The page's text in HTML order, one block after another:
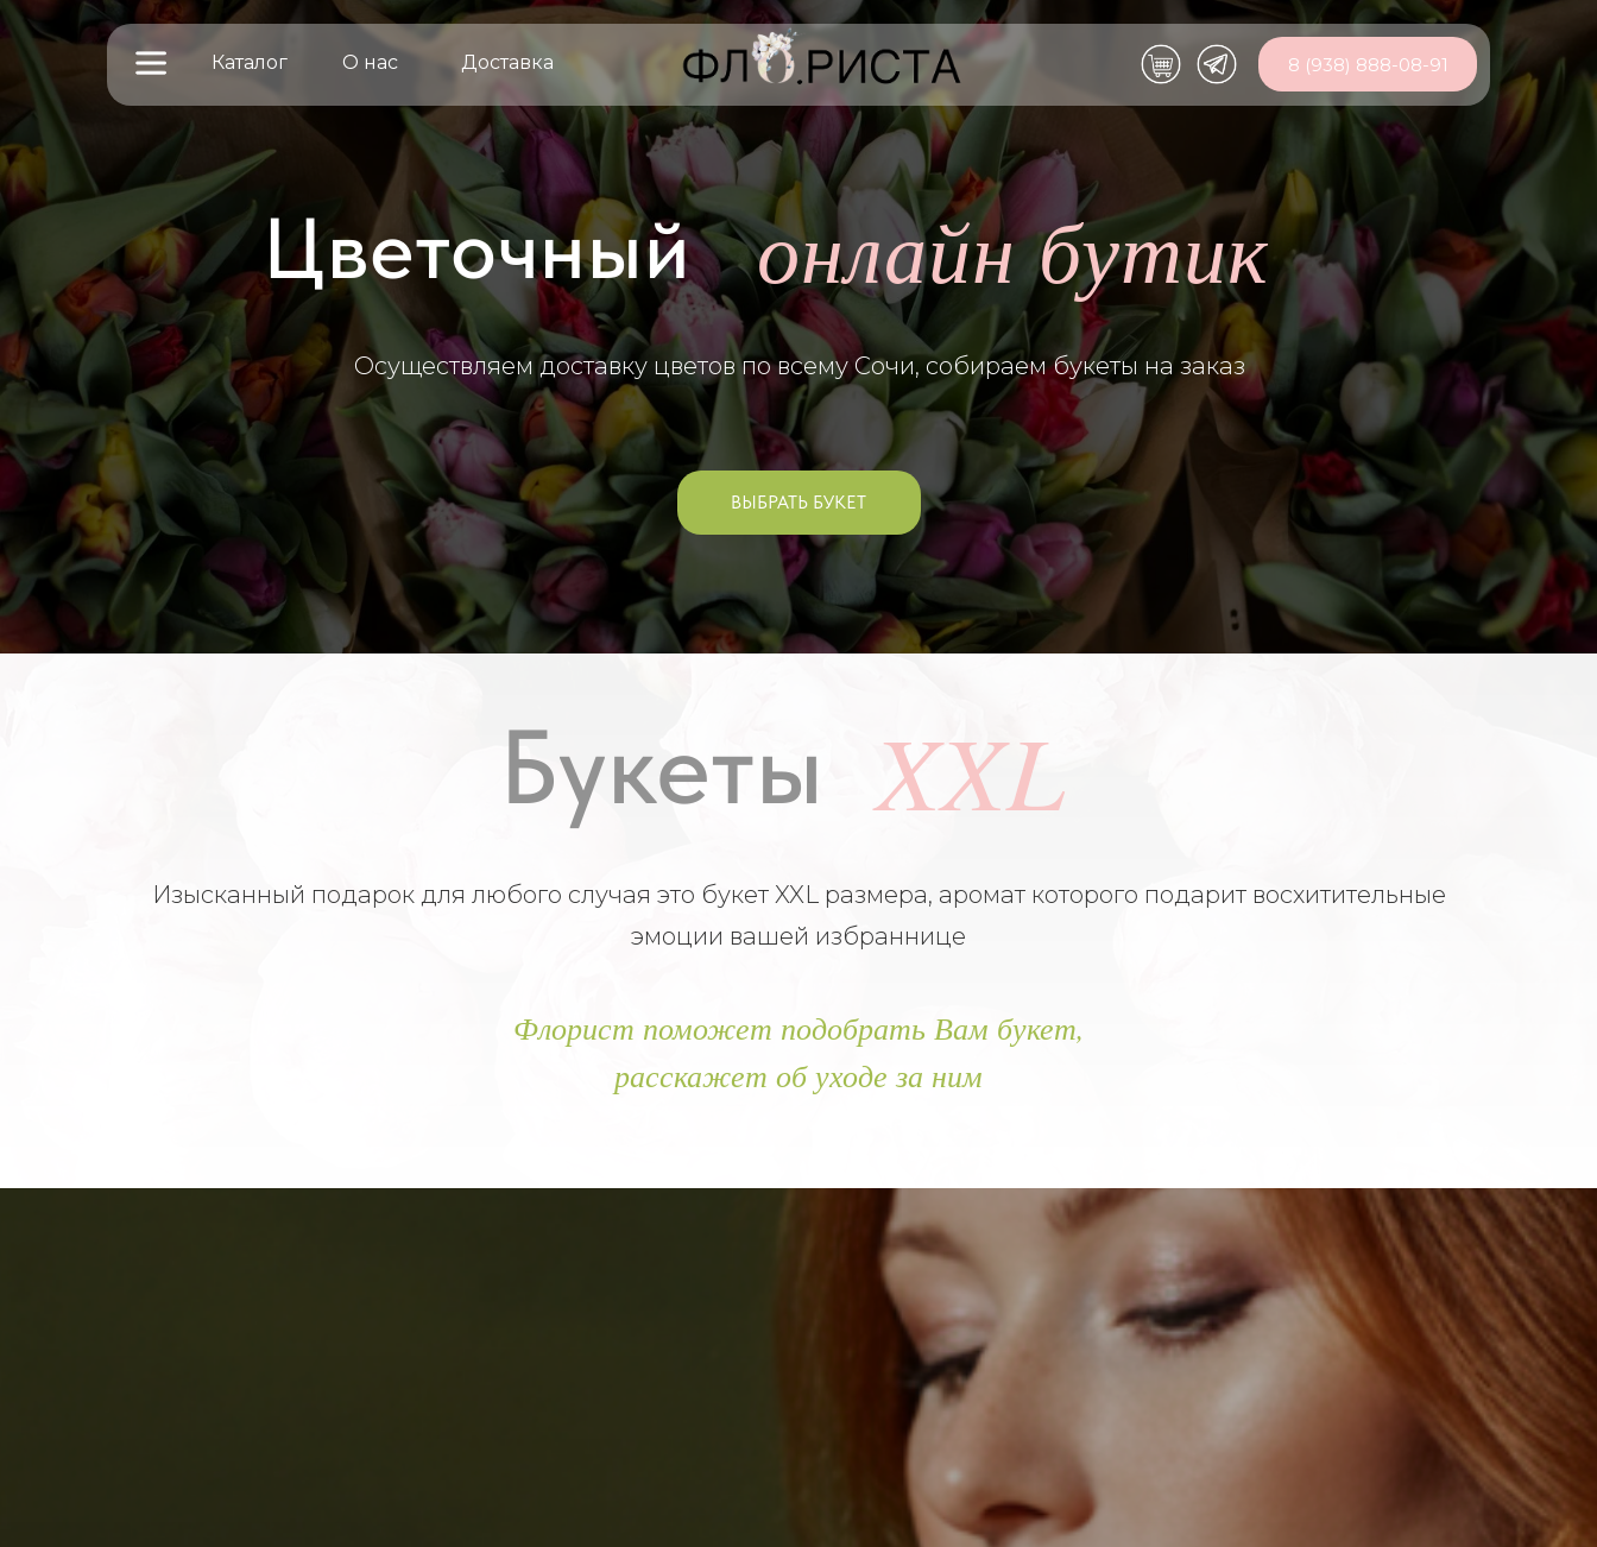
Цветочный
Осуществляем доставку цветов по всему Сочи, собираем букеты на заказ
ВЫБРАТЬ БУКЕТ
онлайн бутик
8 (938) 888-08-91
Каталог О нас Доставка
Изысканный подарок для любого случая это букет XXL размера, аромат которого подарит восхитительные
эмоции вашей избраннице
Флорист поможет подобрать Вам букет,
расскажет об уходе за ним
Букеты XXL